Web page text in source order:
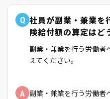
Q 社員が副業・兼業を
険給付額の算定はど
副業・兼業を行う労働者
えてください。
A
副業・兼業を行う労働者